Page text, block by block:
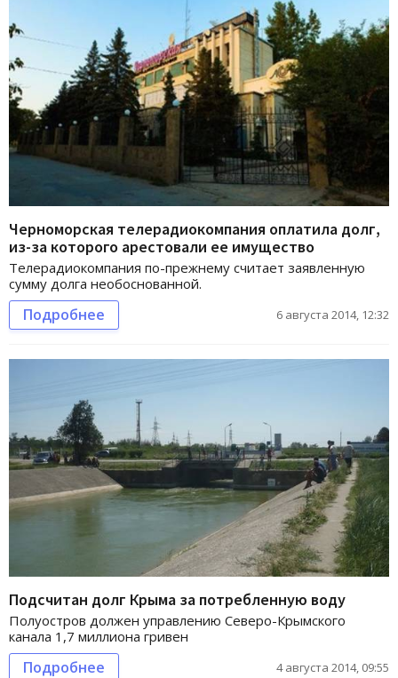
Черноморская телерадиокомпания оплатила долг,
из-за которого арестовали ее имущество
Телерадиокомпания по-прежнему считает заявленную
сумму долга необоснованной.
Подробнее 6 августа 2014, 12:32
Подсчитан долг Крыма за потребленную воду
Полуостров должен управлению Северо-Крымского
канала 1,7 миллиона гривен
Подробнее 4 августа 2014, 09:55